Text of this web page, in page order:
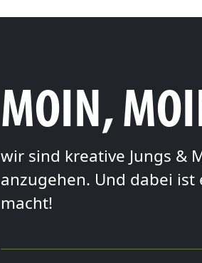
MOIN,
wir sind kreative Jungs &
anzugehen. Und dabei ist
macht!